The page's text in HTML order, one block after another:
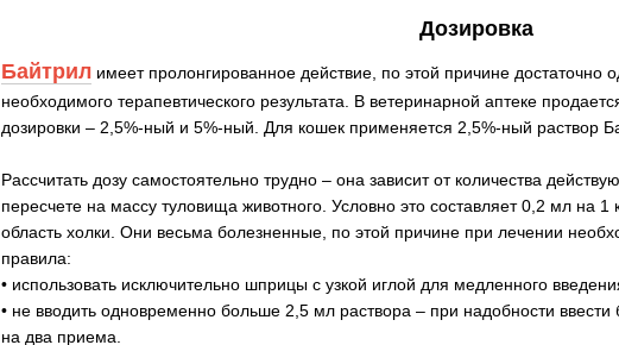
Дозировка
Байтрил имеет пролонгированное действие, по этой причине достаточно
необходимого терапевтического результата. В ветеринарной аптеке
дозировки – 2,5%-ный и 5%-ный. Для кошек применяется 2,5%-ный раствор
Рассчитать дозу самостоятельно трудно – она зависит от количества
пересчете на массу туловища животного. Условно это составляет 0,2 мл на 1
область холки. Они весьма болезненные, по этой причине при лечении
правила:
• использовать исключительно шприцы с узкой иглой для медленного
• не вводить одновременно больше 2,5 мл раствора – при надобности
на два приема.